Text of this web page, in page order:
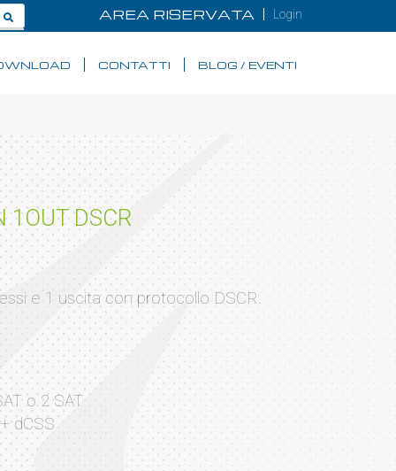
AREA RISERVATA Login
CONTATTI BLOG / EVENTI
1OUT DSCR
e 1 uscita con protocollo DSCR.
o 2 SAT
dCSS